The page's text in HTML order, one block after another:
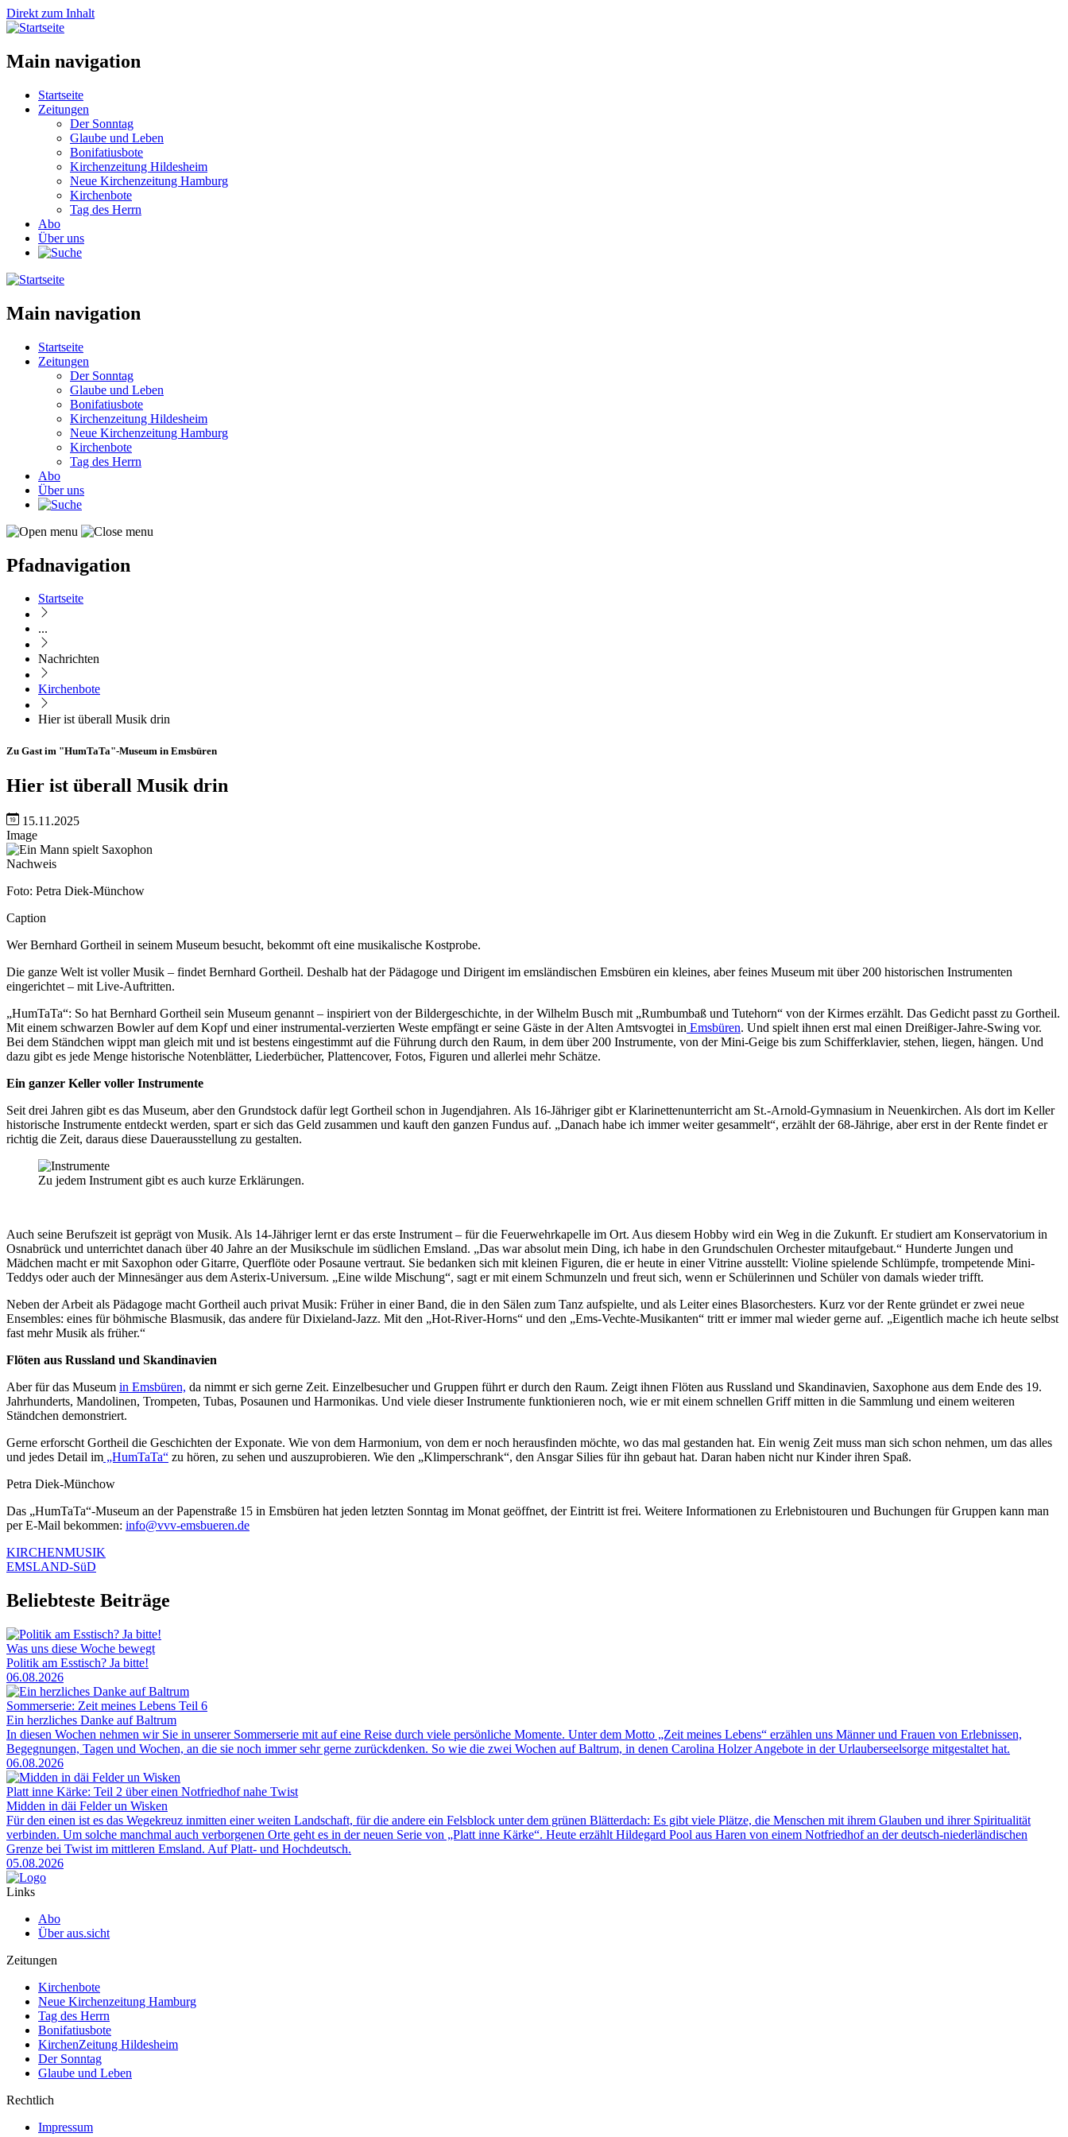
Direkt zum Inhalt
Main navigation
Startseite
Zeitungen
Der Sonntag
Glaube und Leben
Bonifatiusbote
Kirchenzeitung Hildesheim
Neue Kirchenzeitung Hamburg
Kirchenbote
Tag des Herrn
Abo
Über uns
Main navigation
Startseite
Zeitungen
Der Sonntag
Glaube und Leben
Bonifatiusbote
Kirchenzeitung Hildesheim
Neue Kirchenzeitung Hamburg
Kirchenbote
Tag des Herrn
Abo
Über uns
Pfadnavigation
Startseite
...
Nachrichten
Kirchenbote
Hier ist überall Musik drin
Zu Gast im "HumTaTa"-Museum in Emsbüren
Hier ist überall Musik drin
15.11.2025
Image
Nachweis
Foto: Petra Diek-Münchow
Caption
Wer Bernhard Gortheil in seinem Museum besucht, bekommt oft eine musikalische Kostprobe.
Die ganze Welt ist voller Musik – findet Bernhard Gortheil. Deshalb hat der Pädagoge und Dirigent im emsländischen Emsbüren ein kleines, aber feines Museum mit über 200 historischen Instrumenten
eingerichtet – mit Live-Auftritten.
„HumTaTa“: So hat Bernhard Gortheil sein Museum genannt – inspiriert von der Bildergeschichte, in der Wilhelm Busch mit „Rumbumbaß und Tutehorn“ von der Kirmes erzählt. Das Gedicht passt zu Gortheil.
Mit einem schwarzen Bowler auf dem Kopf und einer instrumental-verzierten Weste empfängt er seine Gäste in der Alten Amtsvogtei in Emsbüren. Und spielt ihnen erst mal einen Dreißiger-Jahre-Swing vor.
Bei dem Ständchen wippt man gleich mit und ist bestens eingestimmt auf die Führung durch den Raum, in dem über 200 Instrumente, von der Mini-Geige bis zum Schifferklavier, stehen, liegen, hängen. Und
dazu gibt es jede Menge historische Notenblätter, Liederbücher, Plattencover, Fotos, Figuren und allerlei mehr Schätze.
Ein ganzer Keller voller Instrumente
Seit drei Jahren gibt es das Museum, aber den Grundstock dafür legt Gortheil schon in Jugendjahren. Als 16-Jähriger gibt er Klarinettenunterricht am St.-Arnold-Gymnasium in Neuenkirchen. Als dort im Keller
historische Instrumente entdeckt werden, spart er sich das Geld zusammen und kauft den ganzen Fundus auf. „Danach habe ich immer weiter gesammelt“, erzählt der 68-Jährige, aber erst in der Rente findet er
richtig die Zeit, daraus diese Dauerausstellung zu gestalten.
Zu jedem Instrument gibt es auch kurze Erklärungen.
Auch seine Berufszeit ist geprägt von Musik. Als 14-Jähriger lernt er das erste Instrument – für die Feuerwehrkapelle im Ort. Aus diesem Hobby wird ein Weg in die Zukunft. Er studiert am Konservatorium in
Osnabrück und unterrichtet danach über 40 Jahre an der Musikschule im südlichen Emsland. „Das war absolut mein Ding, ich habe in den Grundschulen Orchester mitaufgebaut.“ Hunderte Jungen und
Mädchen macht er mit Saxophon oder Gitarre, Querflöte oder Posaune vertraut. Sie bedanken sich mit kleinen Figuren, die er heute in einer Vitrine ausstellt: Violine spielende Schlümpfe, trompetende Mini-
Teddys oder auch der Minnesänger aus dem Asterix-Universum. „Eine wilde Mischung“, sagt er mit einem Schmunzeln und freut sich, wenn er Schülerinnen und Schüler von damals wieder trifft.
Neben der Arbeit als Pädagoge macht Gortheil auch privat Musik: Früher in einer Band, die in den Sälen zum Tanz aufspielte, und als Leiter eines Blasorchesters. Kurz vor der Rente gründet er zwei neue
Ensembles: eines für böhmische Blasmusik, das andere für Dixieland-Jazz. Mit den „Hot-River-Horns“ und den „Ems-Vechte-Musikanten“ tritt er immer mal wieder gerne auf. „Eigentlich mache ich heute selbst
fast mehr Musik als früher.“
Flöten aus Russland und Skandinavien
Aber für das Museum in Emsbüren, da nimmt er sich gerne Zeit. Einzelbesucher und Gruppen führt er durch den Raum. Zeigt ihnen Flöten aus Russland und Skandinavien, Saxophone aus dem Ende des 19.
Jahrhunderts, Mandolinen, Trompeten, Tubas, Posaunen und Harmonikas. Und viele dieser Instrumente funktionieren noch, wie er mit einem schnellen Griff mitten in die Sammlung und einem weiteren
Ständchen demonstriert.
Gerne erforscht Gortheil die Geschichten der Exponate. Wie von dem Harmonium, von dem er noch herausfinden möchte, wo das mal gestanden hat. Ein wenig Zeit muss man sich schon nehmen, um das alles
und jedes Detail im „HumTaTa“ zu hören, zu sehen und auszuprobieren. Wie den „Klimperschrank“, den Ansgar Silies für ihn gebaut hat. Daran haben nicht nur Kinder ihren Spaß.
Petra Diek-Münchow
Das „HumTaTa“-Museum an der Papenstraße 15 in Emsbüren hat jeden letzten Sonntag im Monat geöffnet, der Eintritt ist frei. Weitere Informationen zu Erlebnistouren und Buchungen für Gruppen kann man
per E-Mail bekommen: info@vvv-emsbueren.de
KIRCHENMUSIK
EMSLAND-SüD
Beliebteste Beiträge
Was uns diese Woche bewegt
Politik am Esstisch? Ja bitte!
06.08.2026
Sommerserie: Zeit meines Lebens Teil 6
Ein herzliches Danke auf Baltrum
In diesen Wochen nehmen wir Sie in unserer Sommerserie mit auf eine Reise durch viele persönliche Momente. Unter dem Motto „Zeit meines Lebens“ erzählen uns Männer und Frauen von Erlebnissen,
Begegnungen, Tagen und Wochen, an die sie noch immer sehr gerne zurückdenken. So wie die zwei Wochen auf Baltrum, in denen Carolina Holzer Angebote in der Urlauberseelsorge mitgestaltet hat.
06.08.2026
Platt inne Kärke: Teil 2 über einen Notfriedhof nahe Twist
Midden in däi Felder un Wisken
Für den einen ist es das Wegekreuz inmitten einer weiten Landschaft, für die andere ein Felsblock unter dem grünen Blätterdach: Es gibt viele Plätze, die Menschen mit ihrem Glauben und ihrer Spiritualität
verbinden. Um solche manchmal auch verborgenen Orte geht es in der neuen Serie von „Platt inne Kärke“. Heute erzählt Hildegard Pool aus Haren von einem Notfriedhof an der deutsch-niederländischen
Grenze bei Twist im mittleren Emsland. Auf Platt- und Hochdeutsch.
05.08.2026
Links
Abo
Über aus.sicht
Zeitungen
Kirchenbote
Neue Kirchenzeitung Hamburg
Tag des Herrn
Bonifatiusbote
KirchenZeitung Hildesheim
Der Sonntag
Glaube und Leben
Rechtlich
Impressum